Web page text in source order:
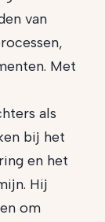
van
Met
als
bij het
en het
Hij
om